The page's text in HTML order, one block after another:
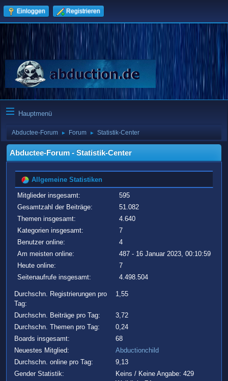
Einloggen Registrieren
Hauptmenü
Abductee-Forum ► Forum ► Statistik-Center
Abductee-Forum - Statistik-Center
Allgemeine Statistiken
Mitglieder insgesamt:
595
Gesamtzahl der Beiträge:
51.082
Themen insgesamt:
4.640
Kategorien insgesamt:
7
Benutzer online:
4
Am meisten online:
487 - 16 Januar 2023, 00:10:59
Heute online:
7
Seitenaufrufe insgesamt:
4.498.504
Durchschn. Registrierungen pro
Tag:
1,55
Durchschn. Beiträge pro Tag:
3,72
Durchschn. Themen pro Tag:
0,24
Boards insgesamt:
68
Neuestes Mitglied:
Abductionchild
Durchschn. online pro Tag:
9,13
Gender Statistik:
Keins / Keine Angabe: 429